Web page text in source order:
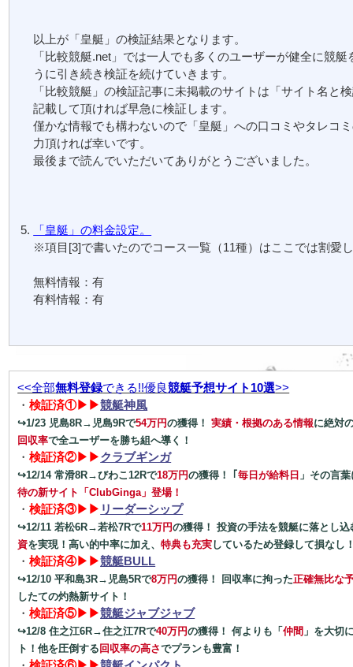
以上が「皇艇」の検証結果となります。
「比較競艇.net」では一人でも多くのユーザーが健全に競艇
うに引き続き検証を続けていきます。
「比較競艇」の検証記事に未掲載のサイトは「サイト名と
記載して頂ければ早急に検証します。
僅かな情報でも構わないので「皇艇」への口コミやタレコ
力頂ければ幸いです。
最後まで読んでいただいてありがとうございました。
「皇艇」の料金設定。
※項目[3]で書いたのでコース一覧（11種）はここでは割愛
無料情報：有
有料情報：有
<<全部無料登録できる!!優良競艇予想サイト10選>>
・検証済①▶▶競艇神風
↪1/23 児島8R→児島9Rで54万円の獲得！実績・根拠のある情報に絶対
回収率で全ユーザーを勝ち組へ導く！
・検証済②▶▶クラブギンガ
↪12/14 常滑8R→びわこ12Rで18万円の獲得！ ｢毎日が給料日 」その言
待の新サイト「ClubGinga」登場！
・検証済③▶▶ リーダーシップ
↪12/11 若松6R→若松7Rで11万円の獲得！ 投資の手法を競艇に落とし込
資を実現！高い的中率に加え、特典も充実しているため登録して損なし
・検証済④▶▶競艇BULL
↪12/10 平和島3R→児島5Rで8万円の獲得！ 回収率に拘った正確無比な
したての灼熱新サイト！
・検証済⑤▶▶競艇ジャブジャブ
↪12/8 住之江6R→住之江7Rで40万円の獲得！ 何よりも「仲間 」を大切
ト！他を圧倒する 回収率の高さでプランも豊富！